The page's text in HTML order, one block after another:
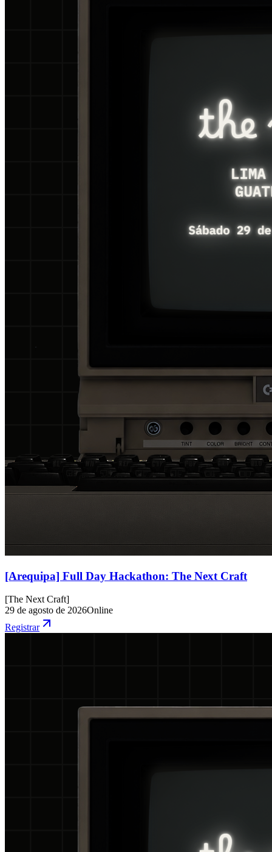
[Arequipa] Full Day Hackathon: The Next Craft
[The Next Craft]
29 de agosto de 2026Online
Registrar